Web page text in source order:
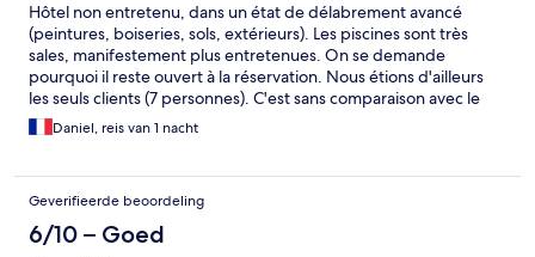
Hôtel non entretenu, dans un état de délabrement avancé
(peintures, boiseries, sols, extérieurs). Les piscines sont très
sales, manifestement plus entretenues. On se demande
pourquoi il reste ouvert à la réservation. Nous étions d'ailleurs
les seuls clients (7 personnes). C'est sans comparaison avec le
palais Salam d'il y a 20 ou 30 ans. Même le prix ( environ 70 € )
est trop élevé vu la mauvaise qualité de l'établissement
Daniel, reis van 1 nacht
Geverifieerde beoordeling
6/10 – Goed